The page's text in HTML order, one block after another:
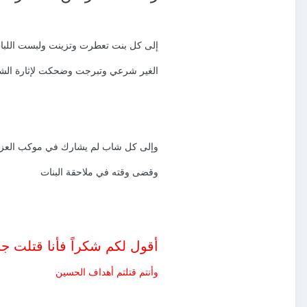
إلى كل بنت تعطرت وتزينت ولبست
الغير شرعي وتبرجت وضحكت لإثارة
وإلى كل شاب لم يشارك في موكب
وقضى وقته في ملاحقة البنات
أقول لكم شكراً فأنا قتلت
وأنتم قتلتم أهداف الحسين